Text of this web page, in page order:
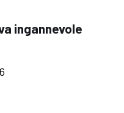
ingannevole